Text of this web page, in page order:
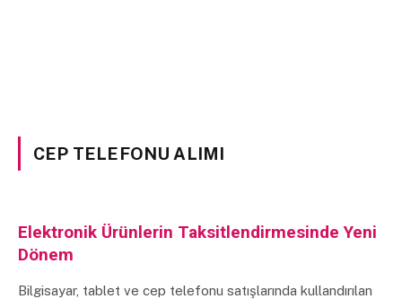
CEP TELEFONU ALIMI
Elektronik Ürünlerin Taksitlendirmesinde Yeni
Dönem
Bilgisayar, tablet ve cep telefonu satışlarında kullandırılan